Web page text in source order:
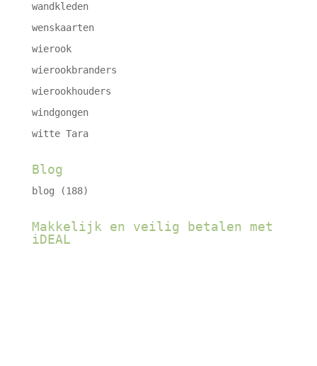
wandkleden
wenskaarten
wierook
wierookbranders
wierookhouders
windgongen
witte Tara
Blog
blog (188)
Makkelijk en veilig betalen met
iDEAL